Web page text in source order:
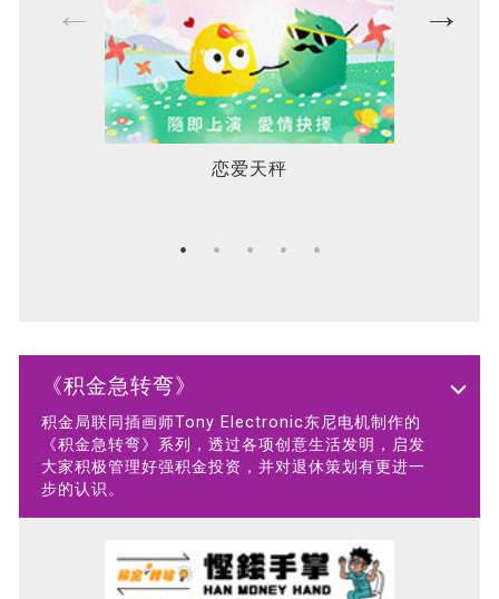
恋爱天秤
《积金急转弯》
积金局联同插画师Tony Electronic东尼电机制作的
《积金急转弯》系列，透过各项创意生活发明，启发
大家积极管理好强积金投资，并对退休策划有更进一
步的认识。